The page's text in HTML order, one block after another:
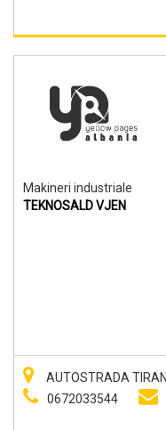
Makineri industriale
TEKNOSALD VJEN
AUTOSTRADA
0672033544